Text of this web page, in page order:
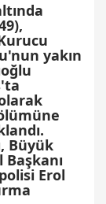
yakın
Büyük
Erol